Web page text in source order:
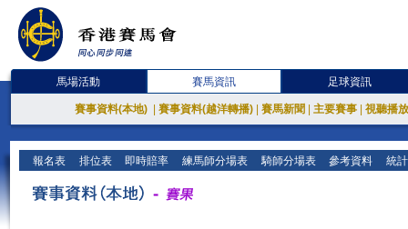
馬場活動 賽馬資訊 足球資訊
賽事資料(本地) 賽事資料(越洋轉播) 賽馬新聞 主要賽事 視聽播
報名表 排位表 即時賠率 練馬師分場表 騎師分場表 參考資料 統